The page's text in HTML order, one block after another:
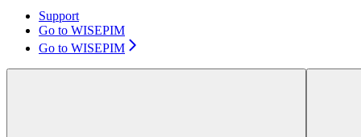
Support
Go to WISEPIM
Go to WISEPIM